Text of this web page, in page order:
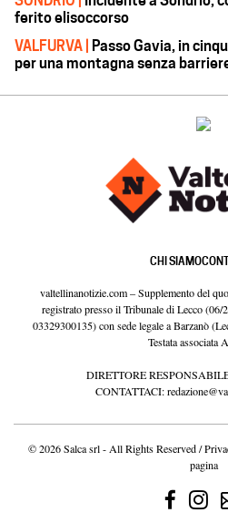
ferito elisoccorso
VALFURVA | Passo Gavia, in
per una montagna senza
CHI SIAMO
valtellinanotizie.com – Supplemento del
registrato presso il Tribunale di Lecco
03329300135) con sede legale a Barzanò
Testata associata
DIRETTORE
CONTATTACI:
© 2026 Salca srl - All Rights Reserved /
pagina